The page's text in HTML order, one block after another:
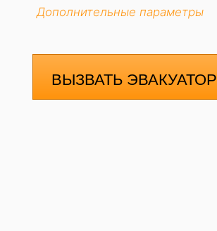
Дополнительные параметры
ВЫЗВАТЬ ЭВАКУАТОР